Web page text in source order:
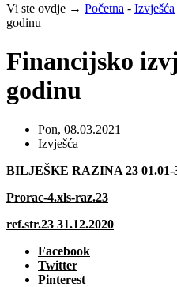
Vi ste ovdje → Početna - Izvješća
godinu
Financijsko
godinu
Pon, 08.03.2021
Izvješća
BILJEŠKE RAZINA 23 01.01-
Prorac-4.xls-raz.23
ref.str.23 31.12.2020
Facebook
Twitter
Pinterest